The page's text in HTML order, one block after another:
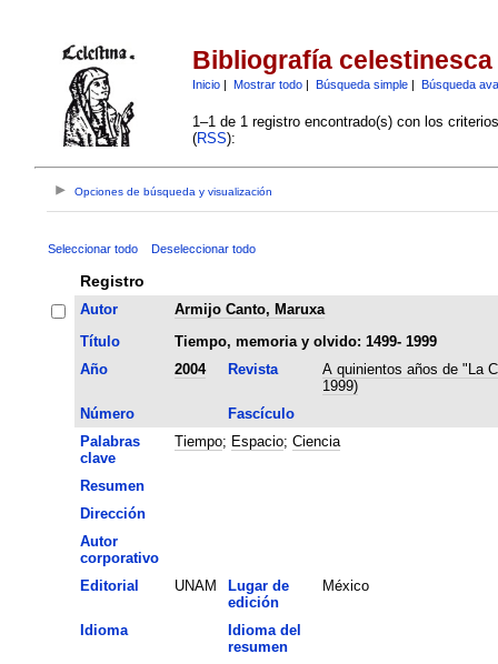
Bibliografía celestinesca
Inicio| Mostrar todo| Búsqueda simple| Búsqueda
1–1 de 1 registro encontrado(s) con los
(RSS):
Opciones de búsqueda y visualización
Seleccionar todo Deseleccionar todo
Registro
Autor
Armijo Canto, Maruxa
Título
Tiempo, memoria y olvido: 1499- 1999
Año
2004 Revista
A quinientos años de "La
1999)
Número
Fascículo
Palabras
clave
Tiempo; Espacio; Ciencia
Resumen
Dirección
Autor
corporativo
Editorial
UNAM
Lugar de
edición
México
Idioma
Idioma del
resumen